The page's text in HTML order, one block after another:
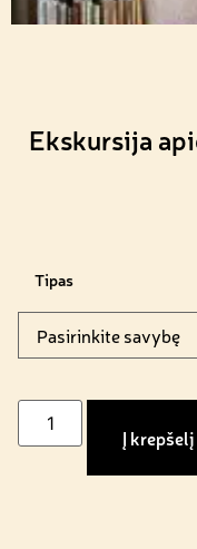
Ekskursija
Tipas
Į krepšelį